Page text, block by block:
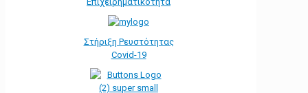
Στήριξη Ρευστότητας
Covid-19